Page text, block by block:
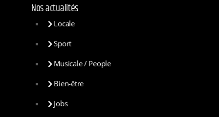
Nos actualités
Locale
Sport
Musicale / People
Bien-être
Jobs